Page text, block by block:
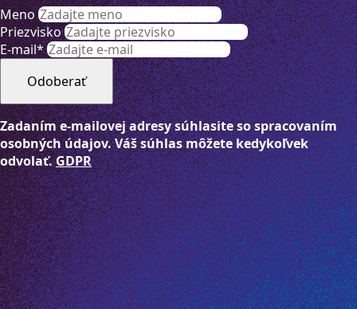
Meno
Priezvisko
E-mail*
Odoberať
Zadaním e-mailovej adresy súhlasite so spracovaním
osobných údajov. Váš súhlas môžete kedykoľvek
odvolať.GDPR